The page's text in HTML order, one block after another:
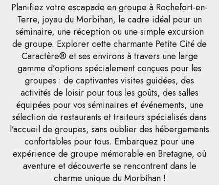
Planifiez votre escapade en groupe à Rochefort-en-
Terre, joyau du Morbihan, le cadre idéal pour un
séminaire, une réception ou une simple excursion
de groupe. Explorer cette charmante Petite Cité de
Caractère® et ses environs à travers une large
gamme d’options spécialement conçues pour les
groupes : de captivantes visites guidées, des
activités de loisir pour tous les goûts, des salles
équipées pour vos séminaires et événements, une
sélection de restaurants et traiteurs spécialisés dans
l’accueil de groupes, sans oublier des hébergements
confortables pour tous. Embarquez pour une
expérience de groupe mémorable en Bretagne, où
aventure et découverte se rencontrent dans le
charme unique du Morbihan !